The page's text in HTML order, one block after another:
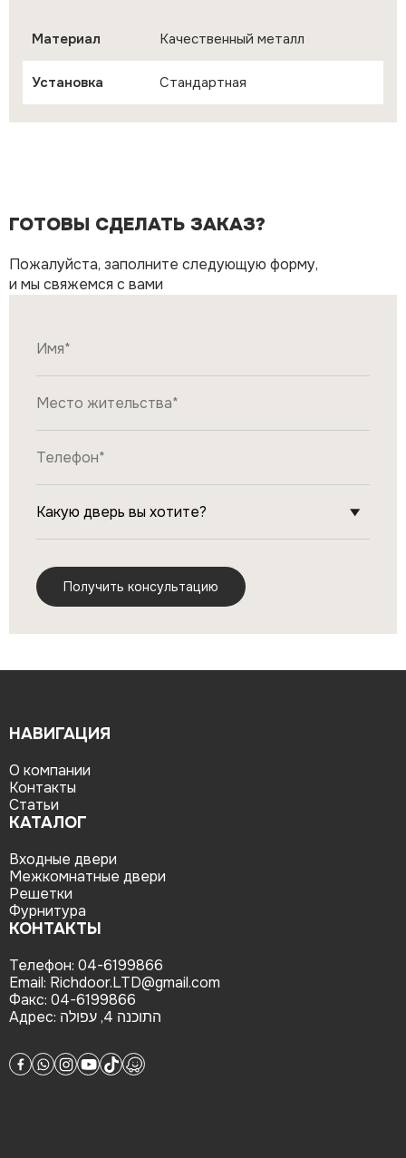
Материал Качественный металл
Установка Стандартная
ГОТОВЫ СДЕЛАТЬ ЗАКАЗ?
Пожалуйста, заполните следующую форму,
и мы свяжемся с вами
НАВИГАЦИЯ
О компании
Контакты
Статьи
КАТАЛОГ
Входные двери
Межкомнатные двери
Решетки
Фурнитура
КОНТАКТЫ
Телефон: 04-6199866
Email: Richdoor.LTD@gmail.com
Факс: 04-6199866
Адрес:
התוכנה 4, עפולה